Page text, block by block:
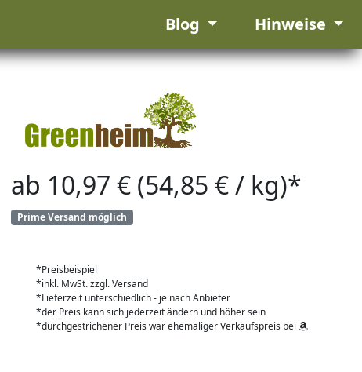
Blog Hinweise
ab 10,97 € (54,85 € / kg)*
Prime Versand möglich
*Preisbeispiel
*inkl. MwSt. zzgl. Versand
*Lieferzeit unterschiedlich - je nach Anbieter
*der Preis kann sich jederzeit ändern und höher sein
*durchgestrichener Preis war ehemaliger Verkaufspreis bei